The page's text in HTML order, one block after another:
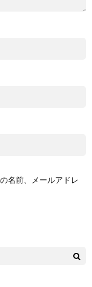
名前、メールアドレ